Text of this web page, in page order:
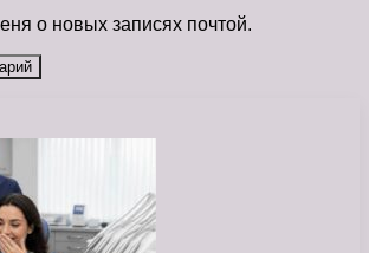
о новых записях почтой.